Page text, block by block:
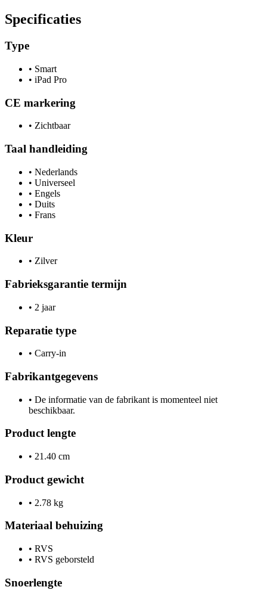
Specificaties
Type
• Smart
• iPad Pro
CE markering
• Zichtbaar
Taal handleiding
• Nederlands
• Universeel
• Engels
• Duits
• Frans
Kleur
• Zilver
Fabrieksgarantie termijn
• 2 jaar
Reparatie type
• Carry-in
Fabrikantgegevens
• De informatie van de fabrikant is momenteel niet
beschikbaar.
Product lengte
• 21.40 cm
Product gewicht
• 2.78 kg
Materiaal behuizing
• RVS
• RVS geborsteld
Snoerlengte